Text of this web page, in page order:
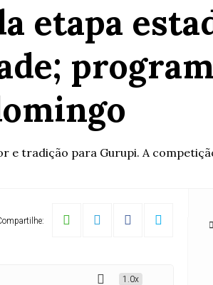
etapa
tradição para Gurupi. A
1.0x